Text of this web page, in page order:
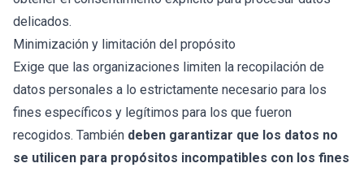
delicados.
Minimización y limitación del propósito
Exige que las organizaciones limiten la recopilación de
datos personales a lo estrictamente necesario para los
fines específicos y legítimos para los que fueron
recogidos. También deben garantizar que los datos no
se utilicen para propósitos incompatibles con los fines